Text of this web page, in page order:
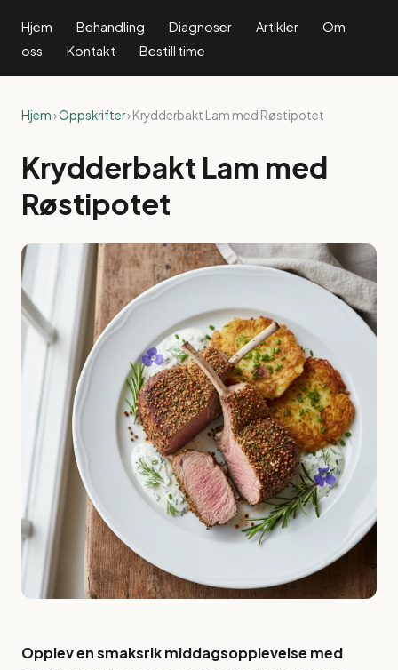
Hjem Behandling Diagnoser Artikler
Om
oss
Kontakt Bestill time
Hjem›Oppskrifter› Krydderbakt Lam med Røstipotet
Krydderbakt Lam med
Røstipotet
Opplev en smaksrik middagsopplevelse med